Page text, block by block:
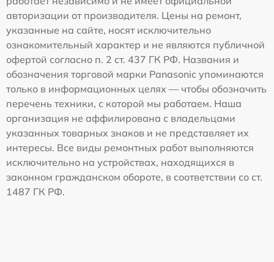
авторизации от производителя. Цены на ремонт,
указанные на сайте, носят исключительно
ознакомительный характер и не являются публичной
офертой согласно п. 2 ст. 437 ГК РФ. Названия и
обозначения торговой марки Panasonic упоминаются
только в информационных целях — чтобы обозначить
перечень техники, с которой мы работаем. Наша
организация не аффилирована с владельцами
указанных товарных знаков и не представляет их
интересы. Все виды ремонтных работ выполняются
исключительно на устройствах, находящихся в
законном гражданском обороте, в соответствии со ст.
1487 ГК РФ.